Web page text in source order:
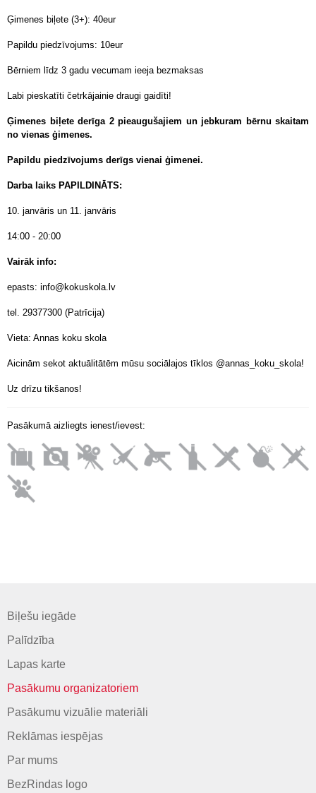
Ģimenes biļete (3+): 40eur
Papildu piedzīvojums: 10eur
Bērniem līdz 3 gadu vecumam ieeja bezmaksas
Labi pieskatīti četrkājainie draugi gaidīti!
Ģimenes biļete derīga 2 pieaugušajiem un jebkuram bērnu skaitam
no vienas ģimenes.
Papildu piedzīvojums derīgs vienai ģimenei.
Darba laiks PAPILDINĀTS:
10. janvāris un 11. janvāris
14:00 - 20:00
Vairāk info:
epasts: info@kokuskola.lv
tel. 29377300 (Patrīcija)
Vieta: Annas koku skola
Aicinām sekot aktuālitātēm mūsu sociālajos tīklos @annas_koku_skola!
Uz drīzu tikšanos!
Pasākumā aizliegts ienest/ievest:
Biļešu iegāde
Palīdzība
Lapas karte
Pasākumu organizatoriem
Pasākumu vizuālie materiāli
Reklāmas iespējas
Par mums
BezRindas logo